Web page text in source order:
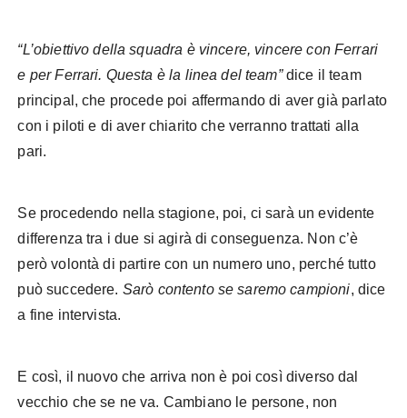
“L’obiettivo della squadra è vincere, vincere con Ferrari
e per Ferrari. Questa è la linea del team”dice il team
principal, che procede poi affermando di aver già parlato
con i piloti e di aver chiarito che verranno trattati alla
pari.
Se procedendo nella stagione, poi, ci sarà un evidente
differenza tra i due si agirà di conseguenza. Non c’è
però volontà di partire con un numero uno, perché tutto
può succedere. Sarò contento se saremo campioni, dice
a fine intervista.
E così, il nuovo che arriva non è poi così diverso dal
vecchio che se ne va. Cambiano le persone, non